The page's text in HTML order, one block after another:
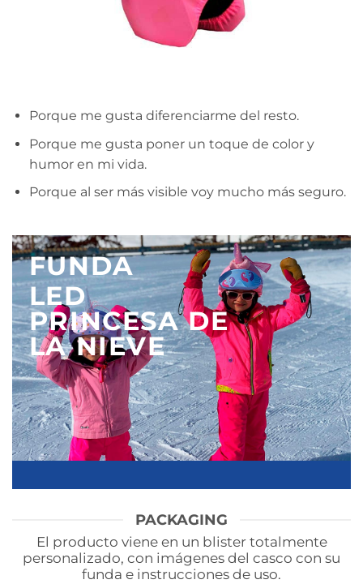
Porque me gusta diferenciarme del resto.
Porque me gusta poner un toque de color y
humor en mi vida.
Porque al ser más visible voy mucho más seguro.
FUNDA
LED
PRINCESA DE
LA NIEVE
PACKAGING
El producto viene en un blister totalmente
personalizado, con imágenes del casco con su
funda e instrucciones de uso.